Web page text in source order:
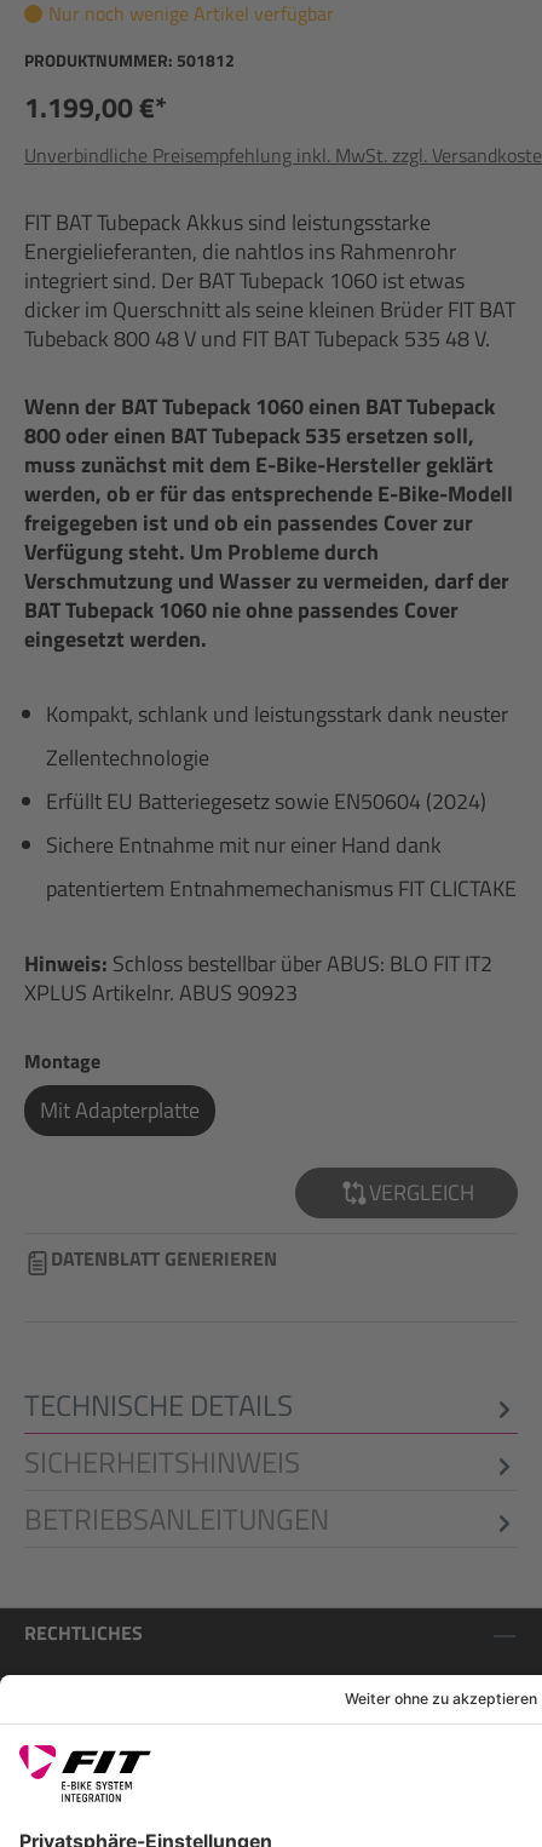
Nur noch wenige Artikel verfügbar
PRODUKTNUMMER: 501812
1.199,00 €*
Unverbindliche Preisempfehlung inkl. MwSt. zzgl.
FIT BAT Tubepack Akkus sind leistungsstarke
Energielieferanten, die nahtlos ins Rahmenrohr
integriert sind. Der BAT Tubepack 1060 ist etwas
dicker im Querschnitt als seine kleinen Brüder FIT BAT
Tubeback 800 48 V und FIT BAT Tubepack 535 48 V.
Wenn der BAT Tubepack 1060 einen BAT Tubepack
800 oder einen BAT Tubepack 535 ersetzen soll,
muss zunächst mit dem E-Bike-Hersteller geklärt
werden, ob er für das entsprechende E-Bike-Modell
freigegeben ist und ob ein passendes Cover zur
Verfügung steht. Um Probleme durch
Verschmutzung und Wasser zu vermeiden, darf der
BAT Tubepack 1060 nie ohne passendes Cover
eingesetzt werden.
Kompakt, schlank und leistungsstark dank neuster
Zellentechnologie
Erfüllt EU Batteriegesetz sowie EN50604 (2024)
Sichere Entnahme mit nur einer Hand dank
patentiertem Entnahmemechanismus FIT CLICTAKE
Hinweis: Schloss bestellbar über ABUS: BLO FIT IT2
XPLUS Artikelnr. ABUS 90923
Montageauswählen
Mit Adapterplatte
VERGLEICH
DATENBLATT GENERIEREN
TECHNISCHE DETAILS
SICHERHEITSHINWEIS
BETRIEBSANLEITUNGEN
RECHTLICHES